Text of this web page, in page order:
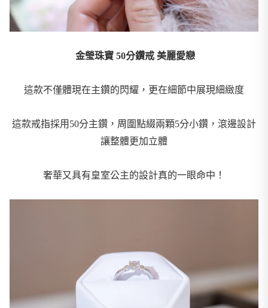
金瑩珠寶 50分鑽戒 美麗愛戀
這款不僅體現在主鑽的閃耀，更在細節中展現細緻度
這款戒指採用50分主鑽，周圍點綴兩顆5分小鑽，滾邊設計
讓整體更加立體
奢華又具有皇室公主的設計真的一眼命中！